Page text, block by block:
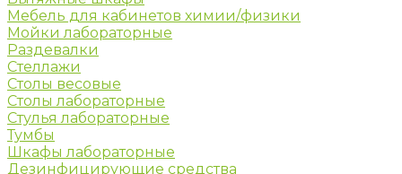
Мебель для кабинетов химии/физики
Мойки лабораторные
Раздевалки
Стеллажи
Столы весовые
Столы лабораторные
Стулья лабораторные
Тумбы
Шкафы лабораторные
Дезинфицирующие средства